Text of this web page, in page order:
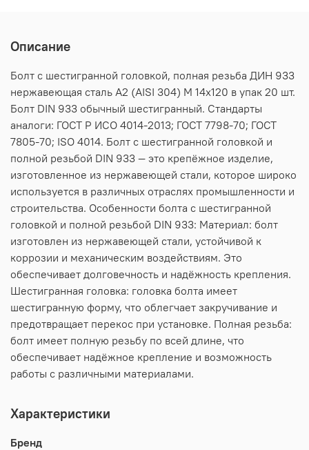
Описание
Болт с шестигранной головкой, полная резьба ДИН 933
нержавеющая сталь А2 (AISI 304) M 14х120 в упак 20 шт.
Болт DIN 933 обычный шестигранный. Стандарты
аналоги: ГОСТ Р ИСО 4014-2013; ГОСТ 7798-70; ГОСТ
7805-70; ISO 4014. Болт с шестигранной головкой и
полной резьбой DIN 933 — это крепёжное изделие,
изготовленное из нержавеющей стали, которое широко
используется в различных отраслях промышленности и
строительства. Особенности болта с шестигранной
головкой и полной резьбой DIN 933: Материал: болт
изготовлен из нержавеющей стали, устойчивой к
коррозии и механическим воздействиям. Это
обеспечивает долговечность и надёжность крепления.
Шестигранная головка: головка болта имеет
шестигранную форму, что облегчает закручивание и
предотвращает перекос при установке. Полная резьба:
болт имеет полную резьбу по всей длине, что
обеспечивает надёжное крепление и возможность
работы с различными материалами.
Характеристики
Бренд